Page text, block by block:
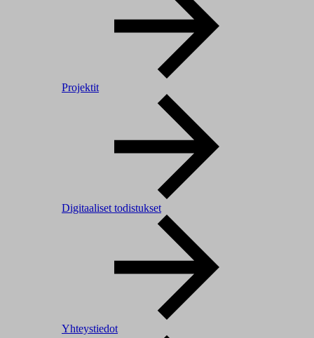
Projektit
Digitaaliset todistukset
Yhteystiedot